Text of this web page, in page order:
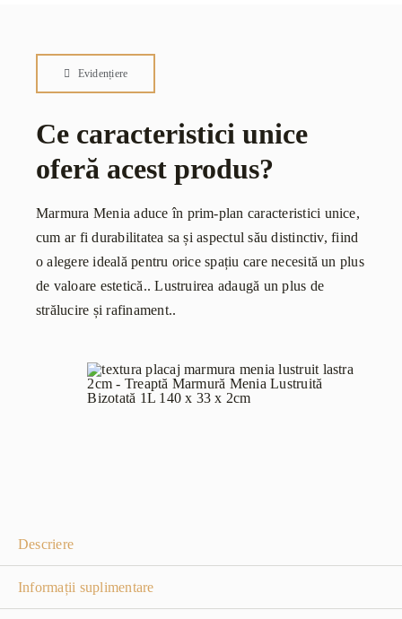
Evidențiere
Ce caracteristici unice
oferă acest produs?
Marmura Menia aduce în prim-plan caracteristici unice,
cum ar fi durabilitatea sa și aspectul său distinctiv, fiind
o alegere ideală pentru orice spațiu care necesită un plus
de valoare estetică.. Lustruirea adaugă un plus de
strălucire și rafinament..
Descriere
Informații suplimentare